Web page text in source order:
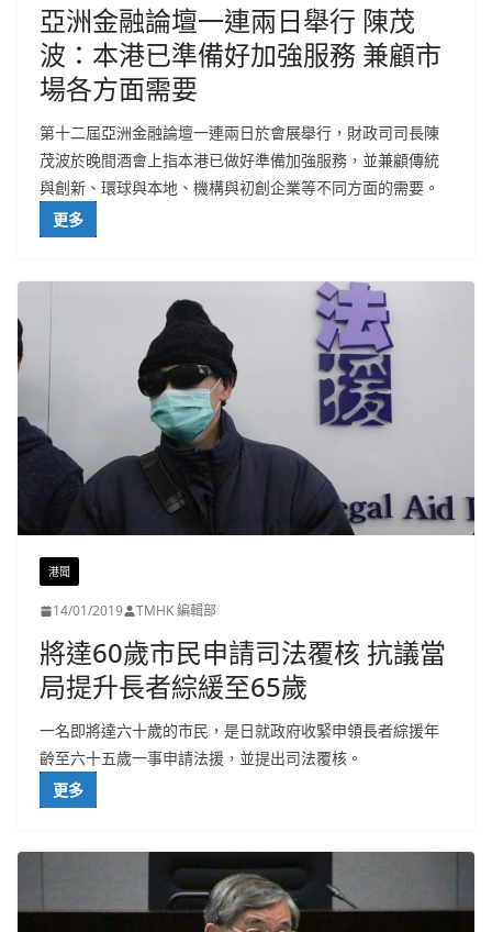
亞洲金融論壇一連兩日舉行 陳茂
波：本港已準備好加強服務 兼顧市
場各方面需要
第十二屆亞洲金融論壇一連兩日於會展舉行，財政司司長陳
茂波於晚間酒會上指本港已做好準備加強服務，並兼顧傳統
與創新、環球與本地、機構與初創企業等不同方面的需要。
更多
港聞
14/01/2019 TMHK 編輯部
將達60歲市民申請司法覆核 抗議當
局提升長者綜緩至65歲
一名即將達六十歲的市民，是日就政府收緊申領長者綜援年
齡至六十五歲一事申請法援，並提出司法覆核。
更多